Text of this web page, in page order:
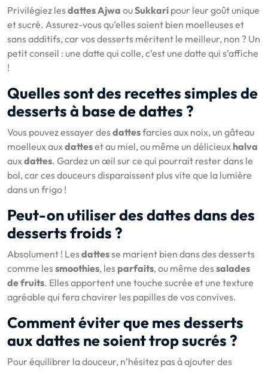
Privilégiez lesdattes Ajwa ouSukkari pour leur goût unique
et sucré. Assurez-vous qu’elles soient bien moelleuses et
sans additifs, car vos desserts méritent le meilleur, non ? Un
petit conseil : une datte qui colle, c’est une datte qui s’affiche
!
Quelles sont des recettes simples de
desserts à base de dattes ?
Vous pouvez essayer desdattesfarcies aux noix, un gâteau
moelleux auxdatteset au miel, ou même un délicieux halva
auxdattes. Gardez un œil sur ce qui pourrait rester dans le
bol, car ces douceurs disparaissent plus vite que la lumière
dans un frigo !
Peut-on utiliser des dattes dans des
desserts froids ?
Absolument ! Lesdattesse marient bien dans des desserts
comme lessmoothies, les parfaits, ou même dessalades
de fruits. Elles apportent une touche sucrée et une texture
agréable qui fera chavirer les papilles de vos convives.
Comment éviter que mes desserts
aux dattes ne soient trop sucrés ?
Pour équilibrer la douceur, n’hésitez pas à ajouter des